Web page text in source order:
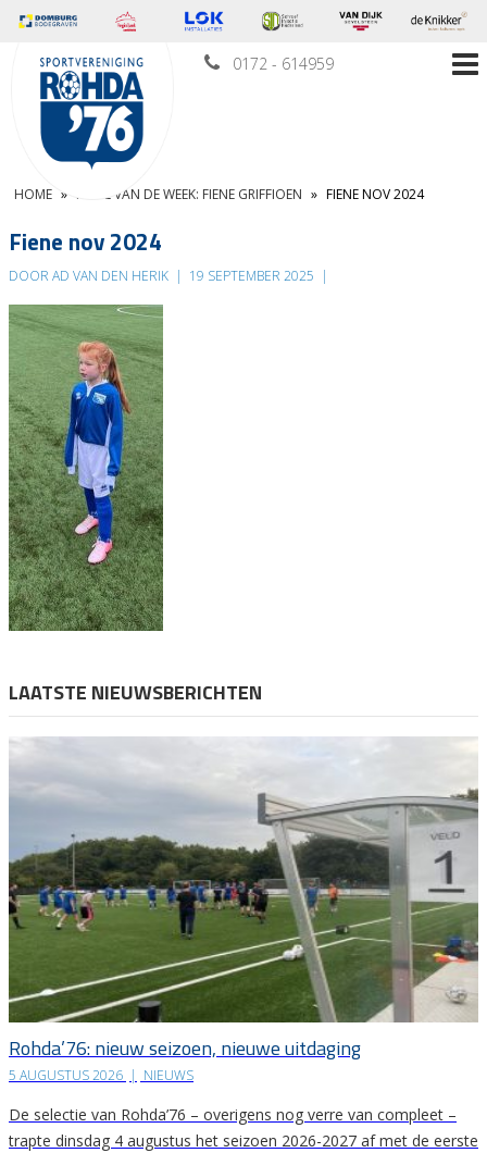
0172 - 614959
HOME » PUPIL VAN DE WEEK: FIENE GRIFFIOEN » FIENE NOV 2024
Fiene nov 2024
DOOR AD VAN DEN HERIK | 19 SEPTEMBER 2025 |
LAATSTE NIEUWSBERICHTEN
Rohda’76: nieuw seizoen, nieuwe uitdaging
5 AUGUSTUS 2026 | NIEUWS
De selectie van Rohda’76 – overigens nog verre van compleet –
trapte dinsdag 4 augustus het seizoen 2026-2027 af met de eerste